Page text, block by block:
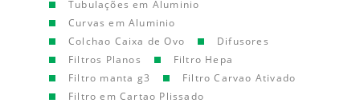
Tubulações em Aluminio
Curvas em Aluminio
Colchao Caixa de Ovo
Difusores
Filtros Planos
Filtro Hepa
Filtro manta g3
Filtro Carvao Ativado
Filtro em Cartao Plissado